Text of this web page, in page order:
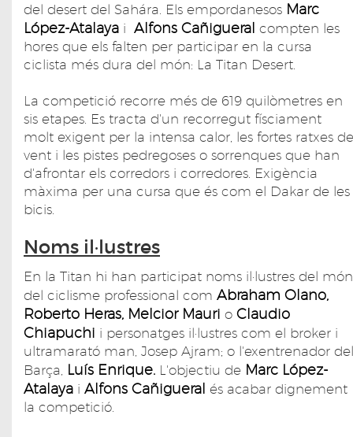
del desert del Sahára. Els empordanesos Marc
López-Atalaya i Alfons Cañigueral compten les
hores que els falten per participar en la cursa
ciclista més dura del món: La Titan Desert.
La competició recorre més de 619 quilòmetres en
sis etapes. Es tracta d'un recorregut físciament
molt exigent per la intensa calor, les fortes ratxes de
vent i les pistes pedregoses o sorrenques que han
d'afrontar els corredors i corredores. Exigència
màxima per una cursa que és com el Dakar de les
bicis.
Noms il·lustres
En la Titan hi han participat noms il·lustres del món
del ciclisme professional com Abraham Olano,
Roberto Heras, Melcior Mauri o Claudio
Chiapuchi i personatges il·lustres com el broker i
ultramarató man, Josep Ajram; o l'exentrenador del
Barça, Luís Enrique. L'objectiu de Marc López-
Atalaya i Alfons Cañigueral és acabar dignement
la competició.